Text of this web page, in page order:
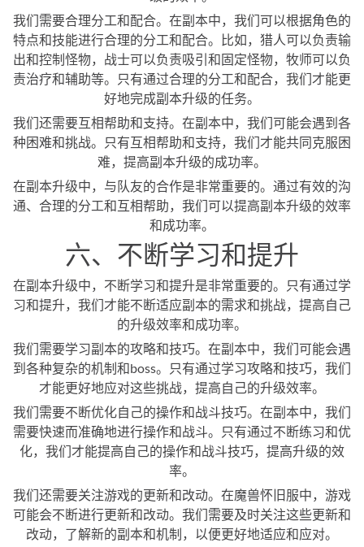
我们需要合理分工和配合。在副本中，我们可以根据角色的
特点和技能进行合理的分工和配合。比如，猎人可以负责输
出和控制怪物，战士可以负责吸引和固定怪物，牧师可以负
责治疗和辅助等。只有通过合理的分工和配合，我们才能更
好地完成副本升级的任务。
我们还需要互相帮助和支持。在副本中，我们可能会遇到各
种困难和挑战。只有互相帮助和支持，我们才能共同克服困
难，提高副本升级的成功率。
在副本升级中，与队友的合作是非常重要的。通过有效的沟
通、合理的分工和互相帮助，我们可以提高副本升级的效率
和成功率。
六、不断学习和提升
在副本升级中，不断学习和提升是非常重要的。只有通过学
习和提升，我们才能不断适应副本的需求和挑战，提高自己
的升级效率和成功率。
我们需要学习副本的攻略和技巧。在副本中，我们可能会遇
到各种复杂的机制和boss。只有通过学习攻略和技巧，我们
才能更好地应对这些挑战，提高自己的升级效率。
我们需要不断优化自己的操作和战斗技巧。在副本中，我们
需要快速而准确地进行操作和战斗。只有通过不断练习和优
化，我们才能提高自己的操作和战斗技巧，提高升级的效
率。
我们还需要关注游戏的更新和改动。在魔兽怀旧服中，游戏
可能会不断进行更新和改动。我们需要及时关注这些更新和
改动，了解新的副本和机制，以便更好地适应和应对。